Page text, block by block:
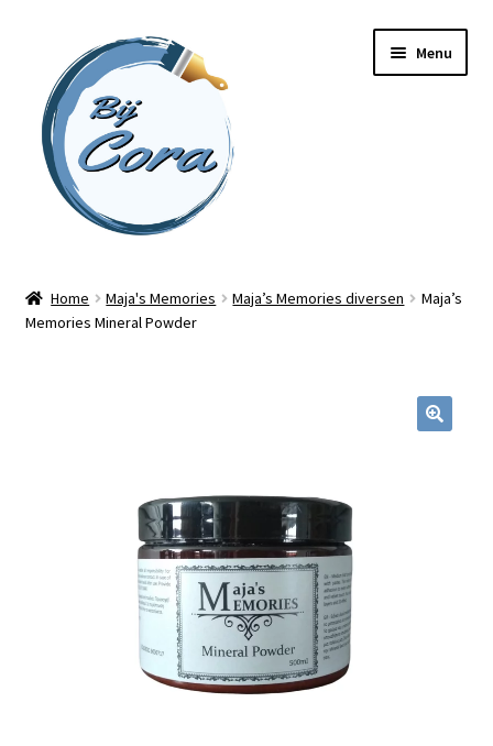
naar
navigatie
inhoud
Menu
Workshops
Blog / DIY / Tutorials
Home Maja's Memories Maja’s Memories diversen
Maja’s
Memories Mineral Powder